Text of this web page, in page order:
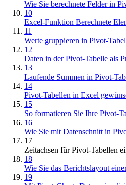
Wie Sie berechnete Felder in
10
Excel-Funktion Berechnete
11
Werte gruppieren in Pivot-
12
Daten in der Pivot-Tabelle als
13
Laufende Summen in Pivot-
14
Pivot-Tabellen in Excel
15
So formatieren Sie Ihre Pivot-
16
Wie Sie mit Datenschnitt in
17
Zeitachsen für Pivot-Tabellen
18
Wie Sie das Berichtslayout
19